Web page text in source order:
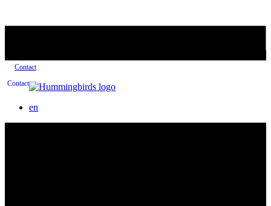
Contact
Contact
en